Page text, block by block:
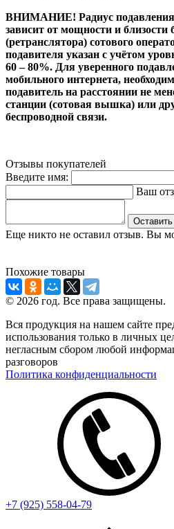
ВНИМАНИЕ! Радиус
зависит от мощности и близости
(ретранслятора) сотового
подавителя указан с учётом
60 – 80%. Для уверенного
мобильного интернета,
подавитель на расстоянии не
станции (сотовая вышка) или
беспроводной связи.
Отзывы покупателей
Введите имя:
Ваш
Еще никто не оставил отзыв. Вы
Похожие товары
© 2026 год. Все права защищены.
Вся продукция на нашем сайте
использования только в личных
негласным сбором любой
разговоров
Политика конфиденциальности
+7 (925) 558-04-79